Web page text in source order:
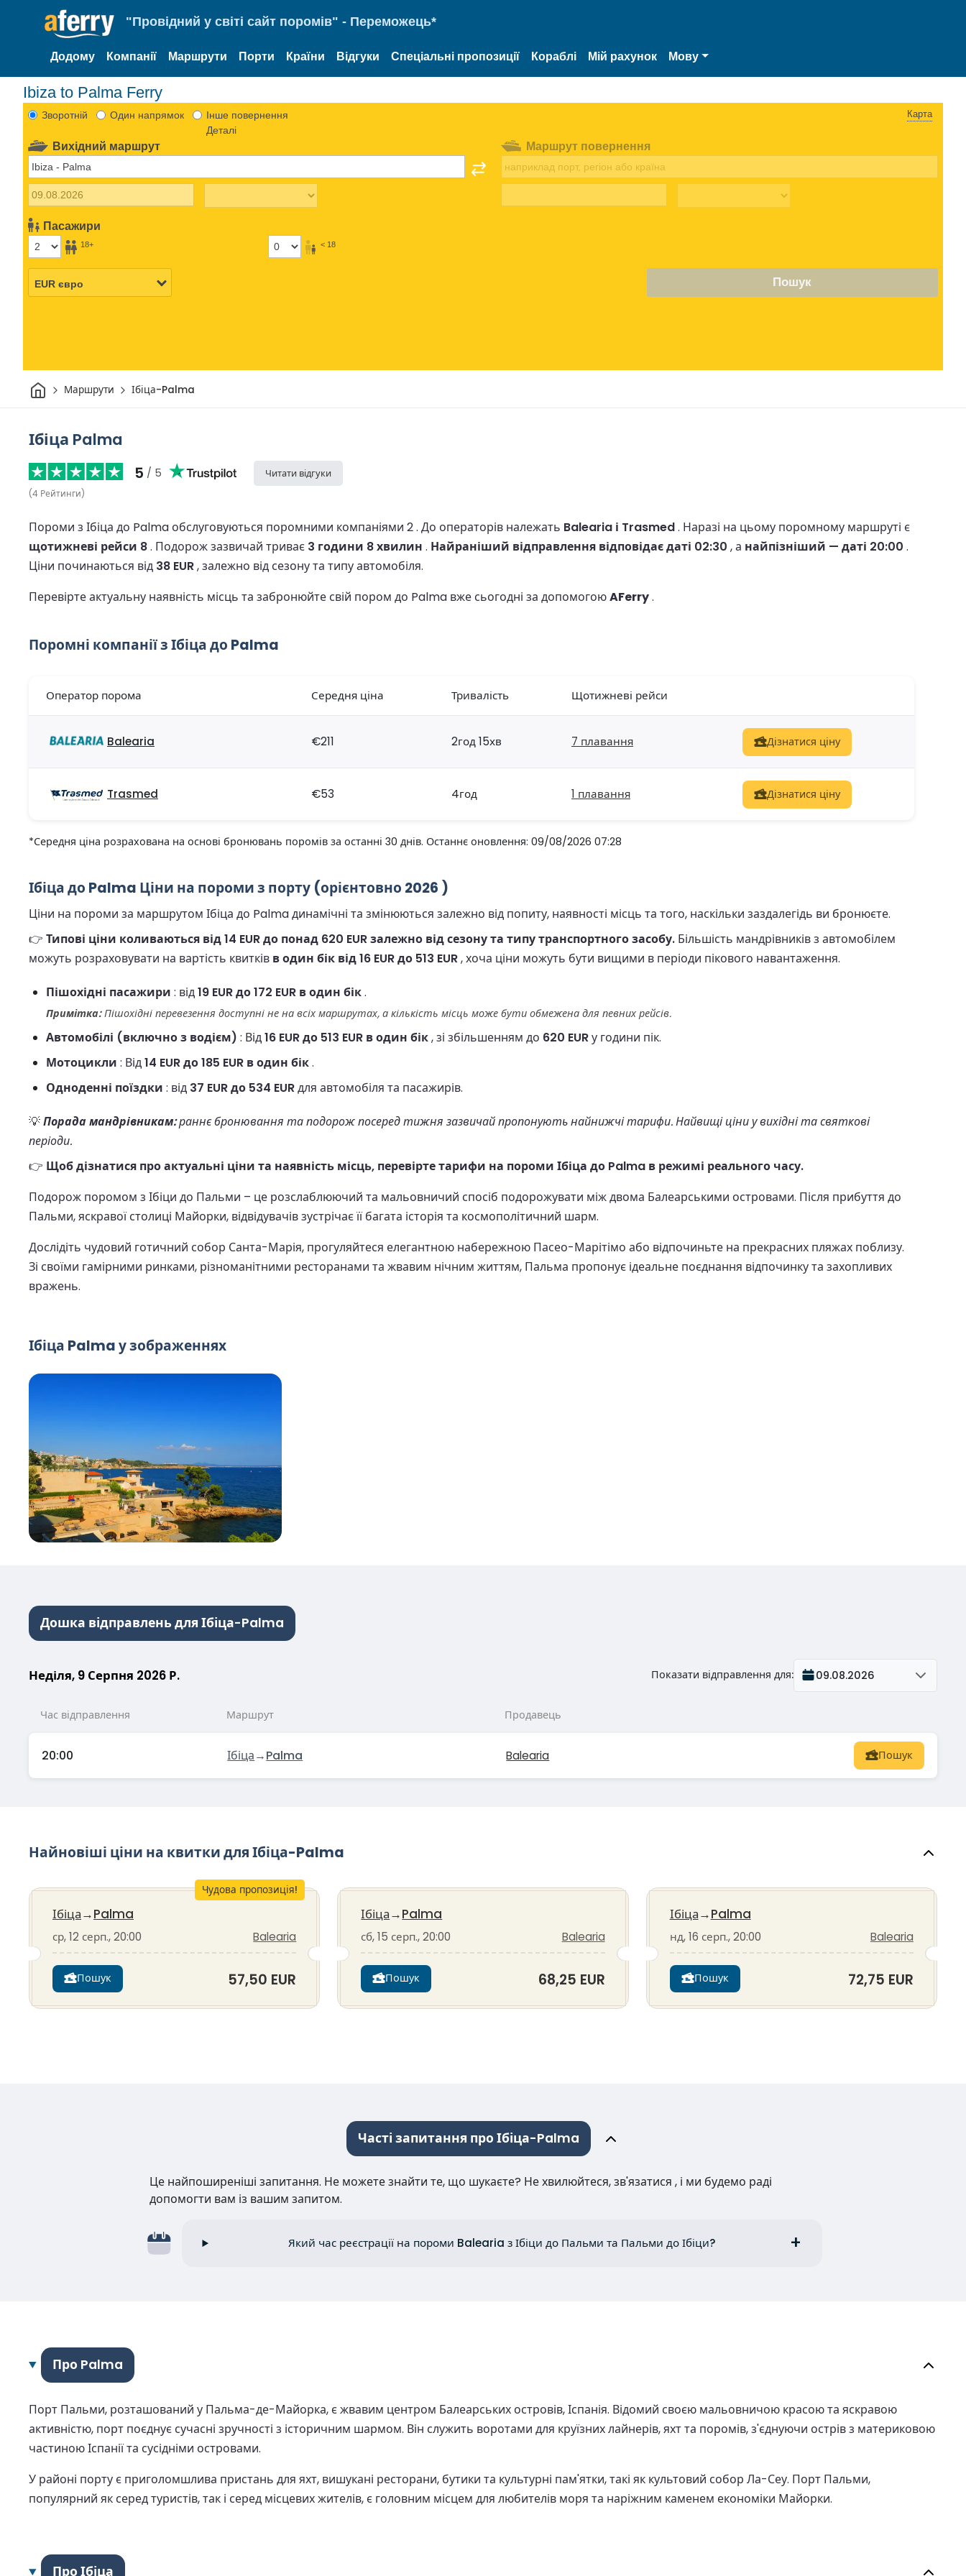
"Провідний у світі сайт поромів" - Переможець*
Додому Компанії Маршрути Порти Країни Відгуки Спеціальні пропозиції Кораблі Мій рахунок Мову
Ibiza to Palma Ferry
Зворотній Один напрямок
Інше повернення
Деталі
Карта
Вихідний маршрут
Пасажири
18+ < 18
Маршрут повернення
Пошук
Дім Маршрути Ібіца-Palma
Ібіца Palma
5 / 5
(4 Рейтинги)
Читати відгуки
Пороми з Ібіца до Palma обслуговуються поромними компаніями 2 . До операторів належать Balearia і Trasmed. Наразі на цьому поромному маршруті є
щотижневі рейси 8. Подорож зазвичай триває 3 години 8 хвилин . Найраніший відправлення відповідає даті 02:30 , а найпізніший — даті 20:00 .
Ціни починаються від 38 EUR, залежно від сезону та типу автомобіля.
Перевірте актуальну наявність місць та забронюйте свій пором до Palma вже сьогодні за допомогоюAFerry.
Поромні компанії з Ібіца до Palma
Оператор порома Середня ціна Тривалість Щотижневі рейси
Balearia €211 2год 15хв 7 плавання Дізнатися ціну
Trasmed €53 4год 1 плавання Дізнатися ціну
*Середня ціна розрахована на основі бронювань поромів за останні 30 днів. Останнє оновлення: 09/08/2026 07:28
Ібіца до Palma Ціни на пороми з порту (орієнтовно 2026 )
Ціни на пороми за маршрутом Ібіца до Palma динамічні та змінюються залежно від попиту, наявності місць та того, наскільки заздалегідь ви бронюєте.
👉 Типові ціни коливаються від 14 EUR до понад 620 EUR залежно від сезону та типу транспортного засобу. Більшість мандрівників з автомобілем
можуть розраховувати на вартість квитків в один бік від 16 EUR до 513 EUR, хоча ціни можуть бути вищими в періоди пікового навантаження.
Пішохідні пасажири : від19 EUR до 172 EUR в один бік.
Примітка:Пішохідні перевезення доступні не на всіх маршрутах, а кількість місць може бути обмежена для певних рейсів.
Автомобілі (включно з водієм) : Від16 EUR до 513 EUR в один бік, зі збільшенням до 620 EURу години пік.
Мотоцикли : Від14 EUR до 185 EUR в один бік.
Одноденні поїздки : від 37 EUR до 534 EURдля автомобіля та пасажирів.
💡Порада мандрівникам:раннє бронювання та подорож посеред тижня зазвичай пропонують найнижчі тарифи. Найвищі ціни у вихідні та святкові
періоди.
👉 Щоб дізнатися про актуальні ціни та наявність місць, перевірте тарифи на пороми Ібіца до Palma в режимі реального часу.
Подорож поромом з Ібіци до Пальми – це розслаблюючий та мальовничий спосіб подорожувати між двома Балеарськими островами. Після прибуття до
Пальми, яскравої столиці Майорки, відвідувачів зустрічає її багата історія та космополітичний шарм.
Дослідіть чудовий готичний собор Санта-Марія, прогуляйтеся елегантною набережною Пасео-Марітімо або відпочиньте на прекрасних пляжах поблизу.
Зі своїми гамірними ринками, різноманітними ресторанами та жвавим нічним життям, Пальма пропонує ідеальне поєднання відпочинку та захопливих
вражень.
Ібіца Palma у зображеннях
Дошка відправлень для Ібіца-Palma
Неділя, 9 Серпня 2026 Р. Показати відправлення для: 09.08.2026
Час відправлення Маршрут Продавець
20:00 Ібіца→Palma Balearia Пошук
Найновіші ціни на квитки для Ібіца-Palma
Чудова пропозиція!
Ібіца→Palma
ср, 12 серп., 20:00 Balearia
Пошук 57,50 EUR
Ібіца→Palma
сб, 15 серп., 20:00 Balearia
Пошук 68,25 EUR
Ібіца→Palma
нд, 16 серп., 20:00 Balearia
Пошук 72,75 EUR
Часті запитання про Ібіца-Palma
Це найпоширеніші запитання. Не можете знайти те, що шукаєте? Не хвилюйтеся, зв'язатися , і ми будемо раді
допомогти вам із вашим запитом.
Який час реєстрації на пороми Balearia з Ібіци до Пальми та Пальми до Ібіци?
Про Palma
Порт Пальми, розташований у Пальма-де-Майорка, є жвавим центром Балеарських островів, Іспанія. Відомий своєю мальовничою красою та яскравою
активністю, порт поєднує сучасні зручності з історичним шармом. Він служить воротами для круїзних лайнерів, яхт та поромів, з'єднуючи острів з материковою
частиною Іспанії та сусідніми островами.
У районі порту є приголомшлива пристань для яхт, вишукані ресторани, бутики та культурні пам'ятки, такі як культовий собор Ла-Сеу. Порт Пальми,
популярний як серед туристів, так і серед місцевих жителів, є головним місцем для любителів моря та наріжним каменем економіки Майорки.
Про Ібіца